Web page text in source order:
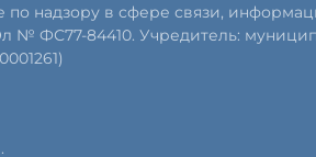
надзору в сфере связи,
№ ФС77-84410. Учредитель:
.